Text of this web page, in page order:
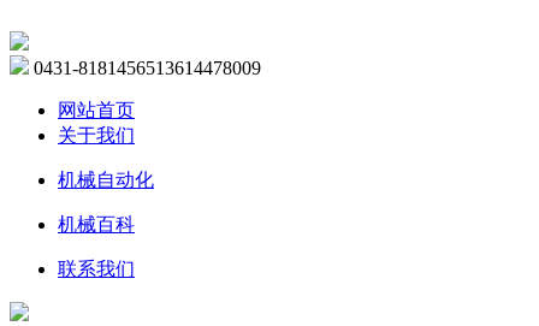
0431-8181456513614478009
网站首页
关于我们
机械自动化
机械百科
联系我们